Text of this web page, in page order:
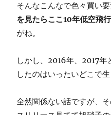
そんなこんなで色々買い
を見たらここ10年低空飛行
がね。
しかし、2016年、2017年
したのはいったいどこで
全然関係ない話ですが、